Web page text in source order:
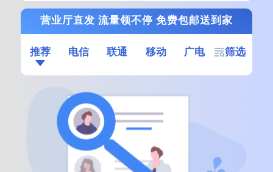
营业厅直发 流量领不停 免费包邮送到家
推荐 电信 联通 移动 广电 筛选